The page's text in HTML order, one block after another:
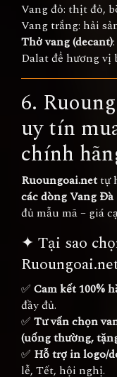
Vang đỏ: thịt đỏ,
Vang trắng: hải
Thở vang (decant)
Dalat để hương vị
6.
uy tín
chính
Ruoungoai.nettự
các dòng Vang
đủ mẫu mã – giá
✦ Tại sao
✅ Cam kết 100%
đầy đủ.
✅ Tư vấn chọn
(uống thường,
✅ Hỗ trợ in logo/
lễ, Tết, hội nghị.